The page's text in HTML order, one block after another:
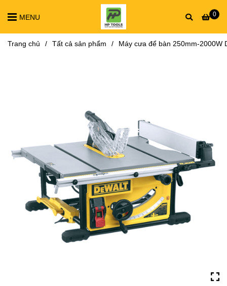
0
MENU
Trang chủ / Tất cả sản phẩm / Máy cưa để bàn 250mm-2000W